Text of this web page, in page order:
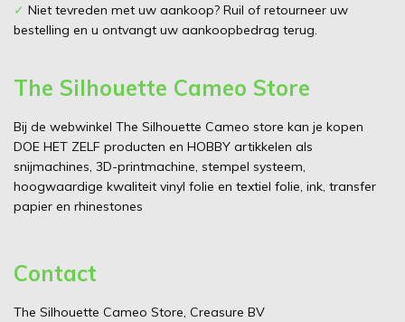
✓ Niet tevreden met uw aankoop? Ruil of retourneer uw
bestelling en u ontvangt uw aankoopbedrag terug.
The Silhouette Cameo Store
Bij de webwinkel The Silhouette Cameo store kan je kopen
DOE HET ZELF producten en HOBBY artikkelen als
snijmachines, 3D-printmachine, stempel systeem,
hoogwaardige kwaliteit vinyl folie en textiel folie, ink, transfer
papier en rhinestones
Contact
The Silhouette Cameo Store, Creasure BV